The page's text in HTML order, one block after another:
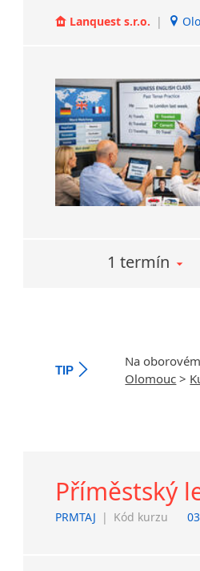
Lanquest s.r.o. |
1 termín
TIP
Na
Olomouc >
Příměstský
PRMTAJ | Kód kurzu